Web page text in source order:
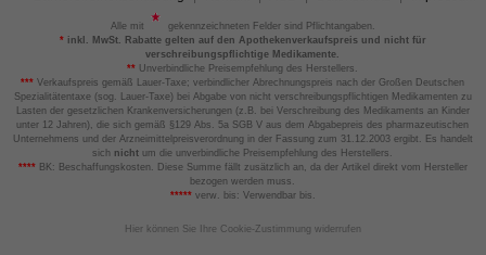
Alle mit
gekennzeichneten Felder sind Pflichtangaben.
*inkl. MwSt. Rabatte gelten auf den Apothekenverkaufspreis und nicht für
verschreibungspflichtige Medikamente.
** Unverbindliche Preisempfehlung des Herstellers.
*** Verkaufspreis gemäß Lauer-Taxe; verbindlicher Abrechnungspreis nach der Großen Deutschen
Spezialitätentaxe (sog. Lauer-Taxe) bei Abgabe von nicht verschreibungspflichtigen Medikamenten zu
Lasten der gesetzlichen Krankenversicherungen (z.B. bei Verschreibung des Medikaments an Kinder
unter 12 Jahren), die sich gemäß §129 Abs. 5a SGB V aus dem Abgabepreis des pharmazeutischen
Unternehmens und der Arzneimittelpreisverordnung in der Fassung zum 31.12.2003 ergibt. Es handelt
sich nicht um die unverbindliche Preisempfehlung des Herstellers.
****BK: Beschaffungskosten. Diese Summe fällt zusätzlich an, da der Artikel direkt vom Hersteller
bezogen werden muss.
*****verw. bis: Verwendbar bis.
Hier können Sie Ihre Cookie-Zustimmung widerrufen